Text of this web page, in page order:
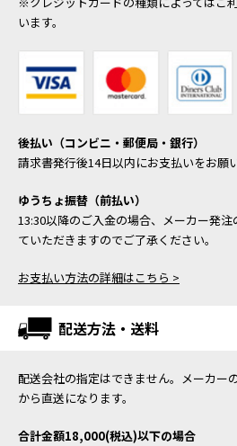
います。
後払い（コンビニ・郵便局・銀行）
請求書発行後14日以内にお支払いをお願い
ゆうちょ振替（前払い）
13:30以降のご入金の場合、メーカー発
ていただきますのでご了承ください。
お支払い方法の詳細はこちら >
配送方法・送料
配送会社の指定はできません。メーカー
から直送になります。
合計金額18,000(税込)以下の場合